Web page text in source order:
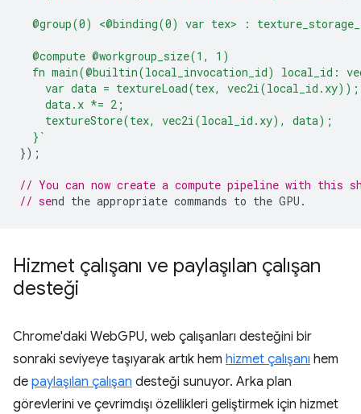
@group(0) <@binding(0) var tex> :
  @compute @workgroup_size(1, 1)
fn main(@builtin(local_invocation_id) local_id:
    var data = textureLoad(tex, vec2i(local_id.xy));
    data.x *= 2;
    textureStore(tex, vec2i(local_id.xy), data);
  }`
});
// You can now create a compute pipeline with this
// se
Hizmet çalışanı ve paylaşılan çalışan
desteği
Chrome'daki WebGPU, web çalışanları desteğini bir
sonraki seviyeye taşıyarak artık hem hizmet çalışanı hem
de paylaşılan çalışan desteği sunuyor. Arka plan
görevlerini ve çevrimdışı özellikleri geliştirmek için hizmet